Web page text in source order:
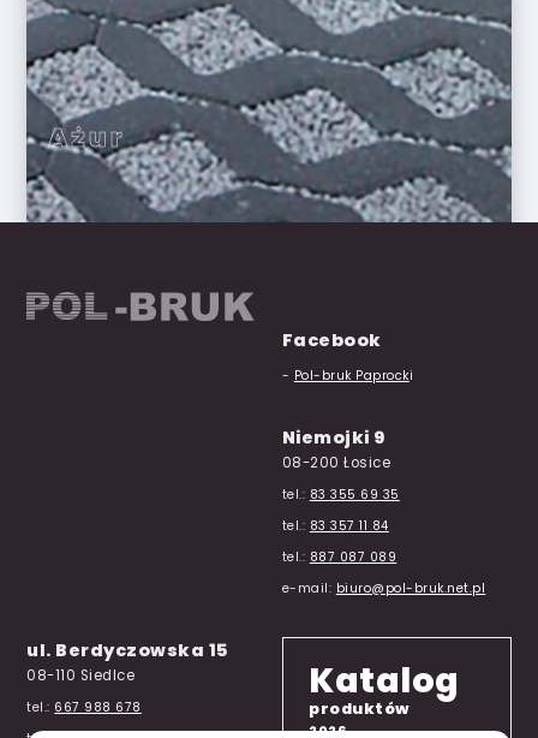
Ażur
Facebook
- Pol-bruk Paprocki
Niemojki 9
08-200 Łosice
tel.: 83 355 69 35
tel.: 83 357 11 84
tel.: 887 087 089
e-mail: biuro@pol-bruk.net.pl
ul. Berdyczowska 15
08-110 Siedlce
tel.: 667 988 678
Katalog
produktów
2026